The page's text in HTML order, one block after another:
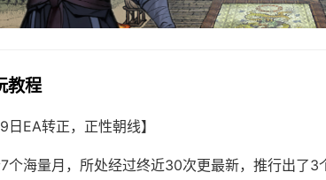
教程
日EA转正，正性朝线】
个海量月，所处经过终近30次更最新，推行出了